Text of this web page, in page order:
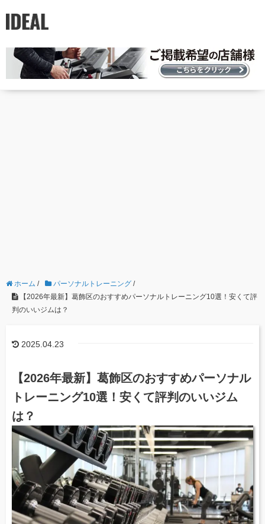
ホーム / パーソナルトレーニング /
【2026年最新】葛飾区のおすすめパーソナルトレーニング10選！安くて評
判のいいジムは？
2025.04.23
【2026年最新】葛飾区のおすすめパーソナル
トレーニング10選！安くて評判のいいジム
は？